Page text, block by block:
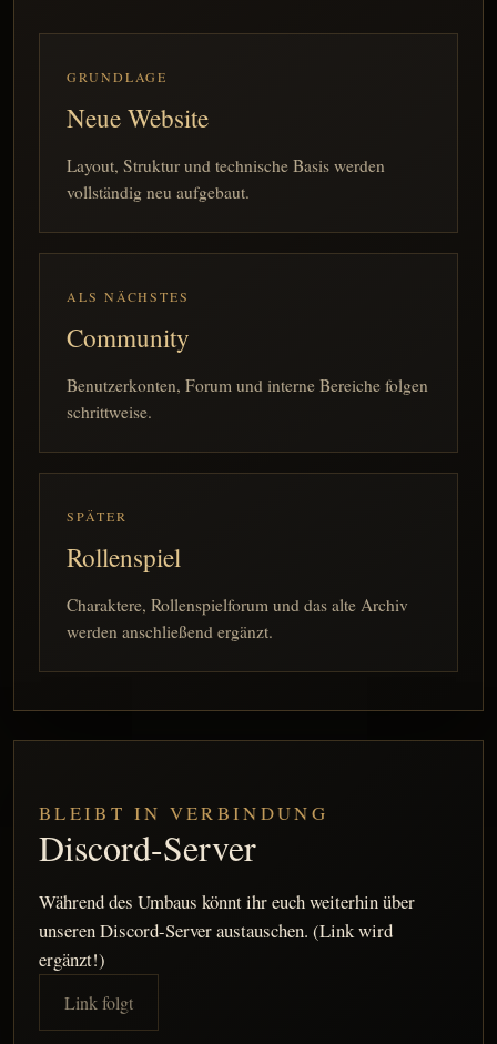
GRUNDLAGE
Neue Website
Layout, Struktur und technische Basis werden
vollständig neu aufgebaut.
ALS NÄCHSTES
Community
Benutzerkonten, Forum und interne Bereiche folgen
schrittweise.
SPÄTER
Rollenspiel
Charaktere, Rollenspielforum und das alte Archiv
werden anschließend ergänzt.
BLEIBT IN VERBINDUNG
Discord-Server
Während des Umbaus könnt ihr euch weiterhin über
unseren Discord-Server austauschen. (Link wird
ergänzt!)
Link folgt